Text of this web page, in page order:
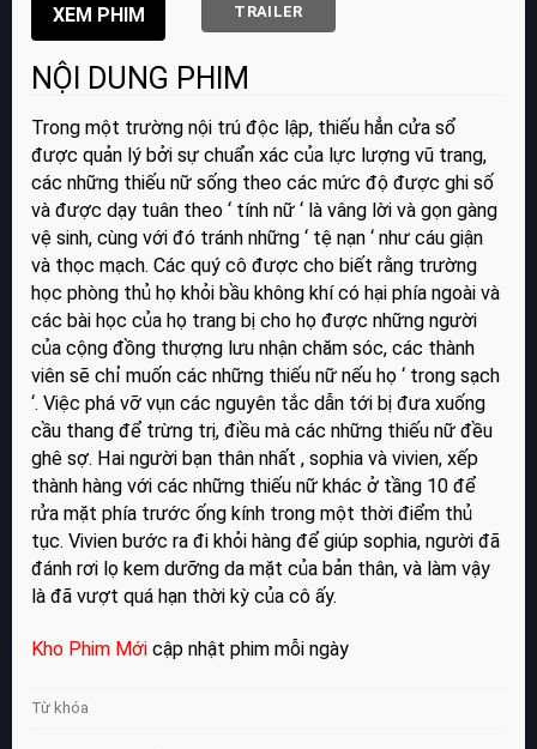
TRAILER
NỘI DUNG PHIM
Trong một trường nội trú độc lập, thiếu hẳn cửa sổ
được quản lý bởi sự chuẩn xác của lực lượng vũ trang,
các những thiếu nữ sống theo các mức độ được ghi số
và được dạy tuân theo ‘ tính nữ ‘ là vâng lời và gọn gàng
vệ sinh, cùng với đó tránh những ‘ tệ nạn ‘ như cáu giận
và thọc mạch. Các quý cô được cho biết rằng trường
học phòng thủ họ khỏi bầu không khí có hại phía ngoài và
các bài học của họ trang bị cho họ được những người
của cộng đồng thượng lưu nhận chăm sóc, các thành
viên sẽ chỉ muốn các những thiếu nữ nếu họ ‘ trong sạch
‘. Việc phá vỡ vụn các nguyên tắc dẫn tới bị đưa xuống
cầu thang để trừng trị, điều mà các những thiếu nữ đều
ghê sợ. Hai người bạn thân nhất , sophia và vivien, xếp
thành hàng với các những thiếu nữ khác ở tầng 10 để
rửa mặt phía trước ống kính trong một thời điểm thủ
tục. Vivien bước ra đi khỏi hàng để giúp sophia, người đã
đánh rơi lọ kem dưỡng da mặt của bản thân, và làm vậy
là đã vượt quá hạn thời kỳ của cô ấy.
Kho Phim Mới cập nhật phim mỗi ngày
Từ khóa